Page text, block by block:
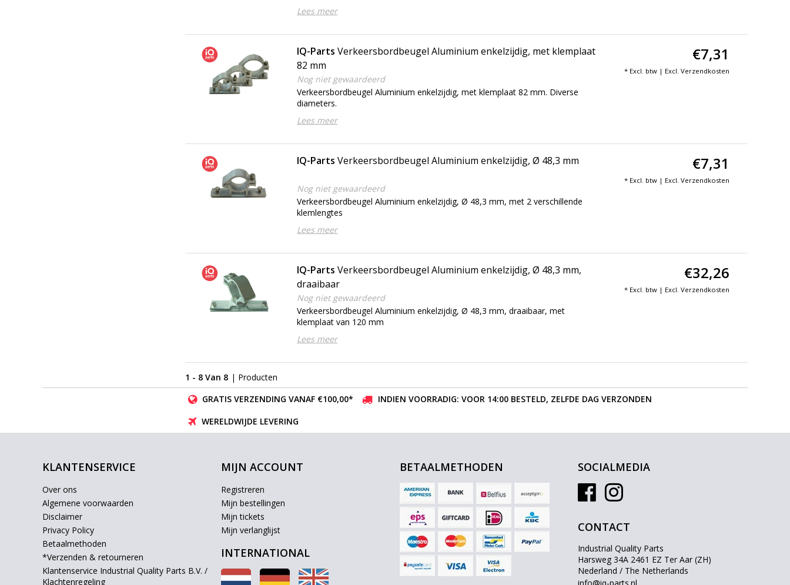
Lees meer
IQ-Parts Verkeersbordbeugel Aluminium enkelzijdig, met klemplaat
82 mm
Nog niet gewaardeerd
Verkeersbordbeugel Aluminium enkelzijdig, met klemplaat 82 mm. Diverse
diameters.
Lees meer
€7,31
* Excl. btw | Excl. Verzendkosten
IQ-Parts Verkeersbordbeugel Aluminium enkelzijdig, Ø 48,3 mm
Nog niet gewaardeerd
Verkeersbordbeugel Aluminium enkelzijdig, Ø 48,3 mm, met 2 verschillende
klemlengtes
Lees meer
€7,31
* Excl. btw | Excl. Verzendkosten
IQ-Parts Verkeersbordbeugel Aluminium enkelzijdig, Ø 48,3 mm,
draaibaar
Nog niet gewaardeerd
Verkeersbordbeugel Aluminium enkelzijdig, Ø 48,3 mm, draaibaar, met
klemplaat van 120 mm
Lees meer
€32,26
* Excl. btw | Excl. Verzendkosten
1 - 8 Van 8 | Producten
GRATIS VERZENDING VANAF €100,00*
INDIEN VOORRADIG: VOOR 14:00 BESTELD, ZELFDE DAG VERZONDEN
WERELDWIJDE LEVERING
KLANTENSERVICE
Over ons
Algemene voorwaarden
Disclaimer
Privacy Policy
Betaalmethoden
*Verzenden & retourneren
Klantenservice Industrial Quality Parts B.V. /
Klachtenregeling
MIJN ACCOUNT
Registreren
Mijn bestellingen
Mijn tickets
Mijn verlanglijst
INTERNATIONAL
BETAALMETHODEN SOCIALMEDIA
CONTACT
Industrial Quality Parts
Harsweg 34A 2461 EZ Ter Aar (ZH)
Nederland / The Netherlands